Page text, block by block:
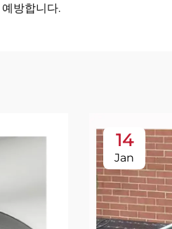
방합니다.
14
Jan